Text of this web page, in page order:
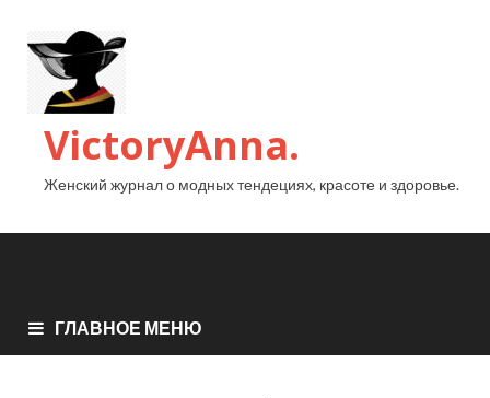
VictoryAnna.
Женский журнал о модных тендециях, красоте и здоровье.
ГЛАВНОЕ МЕНЮ